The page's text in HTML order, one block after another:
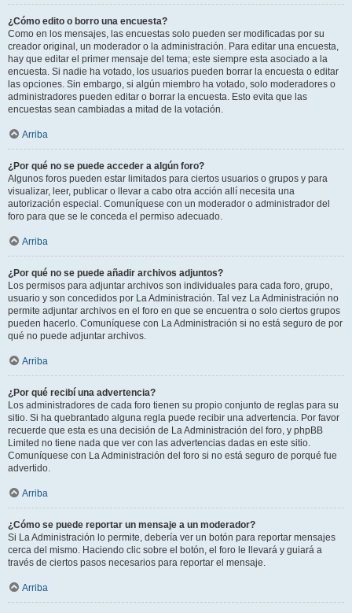
¿Cómo edito o borro una encuesta?
Como en los mensajes, las encuestas solo pueden ser modificadas por su
creador original, un moderador o la administración. Para editar una encuesta,
hay que editar el primer mensaje del tema; este siempre esta asociado a la
encuesta. Si nadie ha votado, los usuarios pueden borrar la encuesta o editar
las opciones. Sin embargo, si algún miembro ha votado, solo moderadores o
administradores pueden editar o borrar la encuesta. Esto evita que las
encuestas sean cambiadas a mitad de la votación.
Arriba
¿Por qué no se puede acceder a algún foro?
Algunos foros pueden estar limitados para ciertos usuarios o grupos y para
visualizar, leer, publicar o llevar a cabo otra acción allí necesita una
autorización especial. Comuníquese con un moderador o administrador del
foro para que se le conceda el permiso adecuado.
Arriba
¿Por qué no se puede añadir archivos adjuntos?
Los permisos para adjuntar archivos son individuales para cada foro, grupo,
usuario y son concedidos por La Administración. Tal vez La Administración no
permite adjuntar archivos en el foro en que se encuentra o solo ciertos grupos
pueden hacerlo. Comuníquese con La Administración si no está seguro de por
qué no puede adjuntar archivos.
Arriba
¿Por qué recibí una advertencia?
Los administradores de cada foro tienen su propio conjunto de reglas para su
sitio. Si ha quebrantado alguna regla puede recibir una advertencia. Por favor
recuerde que esta es una decisión de La Administración del foro, y phpBB
Limited no tiene nada que ver con las advertencias dadas en este sitio.
Comuníquese con La Administración del foro si no está seguro de porqué fue
advertido.
Arriba
¿Cómo se puede reportar un mensaje a un moderador?
Si La Administración lo permite, debería ver un botón para reportar mensajes
cerca del mismo. Haciendo clic sobre el botón, el foro le llevará y guiará a
través de ciertos pasos necesarios para reportar el mensaje.
Arriba